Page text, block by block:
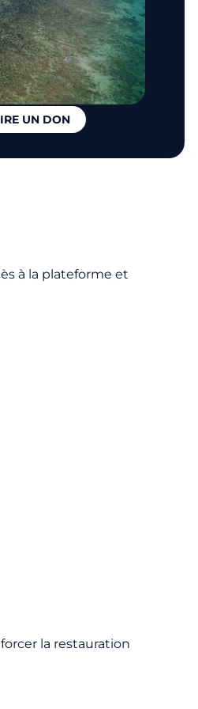
UN DON
à la plateforme et
la restauration